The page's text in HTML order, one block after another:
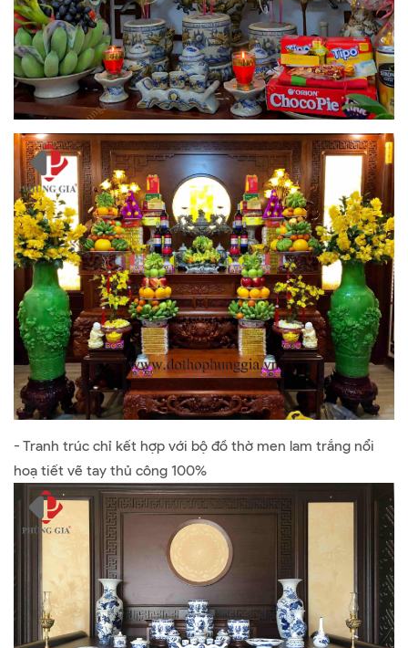
- Tranh trúc chỉ kết hợp với bộ đồ thờ men lam trắng nổi
hoạ tiết vẽ tay thủ công 100%